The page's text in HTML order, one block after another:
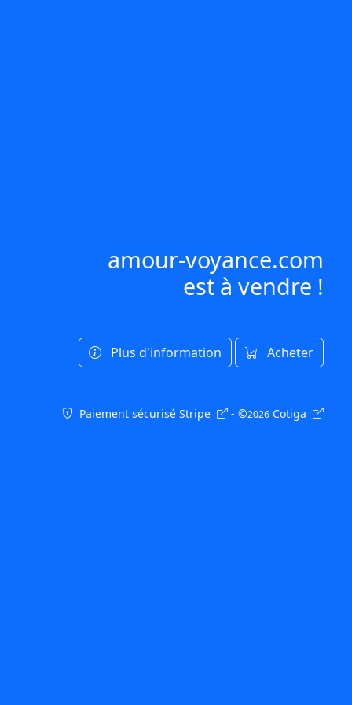
amour-voyance.com
est à vendre !
Plus d'information Acheter
Paiement sécurisé Stripe - ©2026 Cotiga